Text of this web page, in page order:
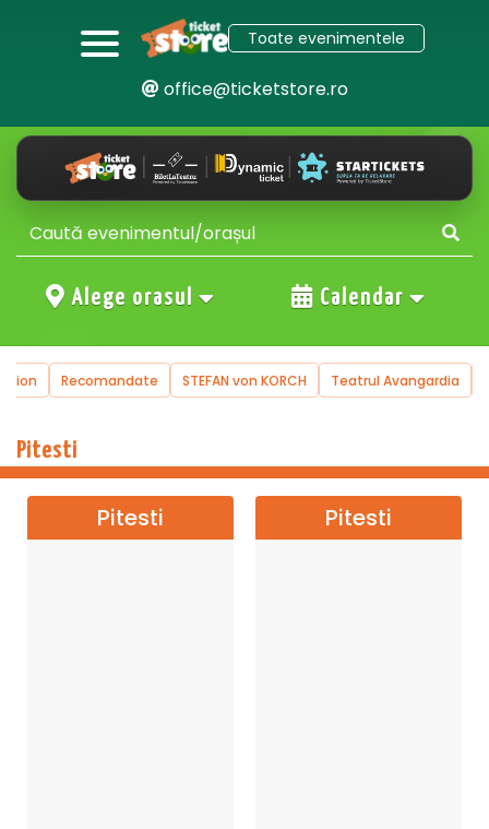
Toate evenimentele
office@ticketstore.ro
Alege orasul Calendar
Recomandate STEFAN von KORCH Teatrul Avangardia
Pitesti
Pitesti Pitesti